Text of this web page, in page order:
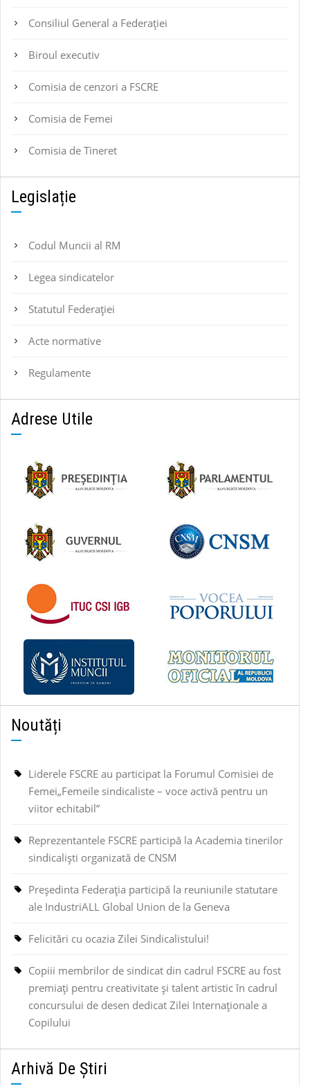
Consiliul General a Federației
Biroul executiv
Comisia de cenzori a FSCRE
Comisia de Femei
Comisia de Tineret
Legislație
Codul Muncii al RM
Legea sindicatelor
Statutul Federaţiei
Acte normative
Regulamente
Adrese Utile
Noutăți
Liderele FSCRE au participat la Forumul Comisiei de
Femei„Femeile sindicaliste – voce activă pentru un
viitor echitabil”
Reprezentantele FSCRE participă la Academia tinerilor
sindicaliști organizată de CNSM
Președinta Federația participă la reuniunile statutare
ale IndustriALL Global Union de la Geneva
Felicitări cu ocazia Zilei Sindicalistului!
Copiii membrilor de sindicat din cadrul FSCRE au fost
premiați pentru creativitate și talent artistic în cadrul
concursului de desen dedicat Zilei Internaționale a
Copilului
Arhivă De Știri